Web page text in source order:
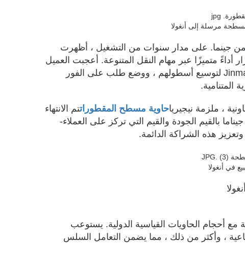
جينما. على مدار سنوات من التشغيل ، أظهرت
أداءً متميزًا عبر مهام النقل المتنوعة. أعجبت العميل
مؤخرًا مع جينما لمتانته ، حيث قام العميل مؤخرًا بإعادة الاتصال بـ Jinma لتوسيع أسطولهم ، ووضع طلب على الفور
المتنامية.
حاوية مسطح المقطوراتتم الانتهاء
بالقيم الجودة والقيم التي تركز على العملاء-
هذه الشراكة الدائمة.
في أنغولا
أحجام الحاويات القياسية الدولية. يستوعب
، وأكثر من ذلك ، مما يضمن التعامل السلس